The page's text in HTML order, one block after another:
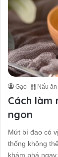
Gạo Nấu ăn
Cách làm
ngon
Mứt bí đao có
thống không
khám phá